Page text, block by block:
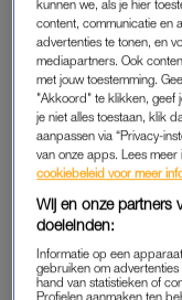
voorbeeld dat zij
“Elizabeth was
hij verder. “Toen zij
wijden aan het
een belofte. Het
voor heeft gebracht.
dienstbaarheid wil ik
kunnen we, als je hier
content, communicatie en
advertenties te tonen, en
mediapartners. Ook
met jouw toestemming.
"Akkoord" te klikken, geef
je niet alles toestaan, klik
aanpassen via “Privacy-
van onze apps. Lees
cookiebeleid voor meer
Wij en onze partners
doeleinden:
Informatie op een
gebruiken om
hand van statistieken of
Profielen aanmaken ten